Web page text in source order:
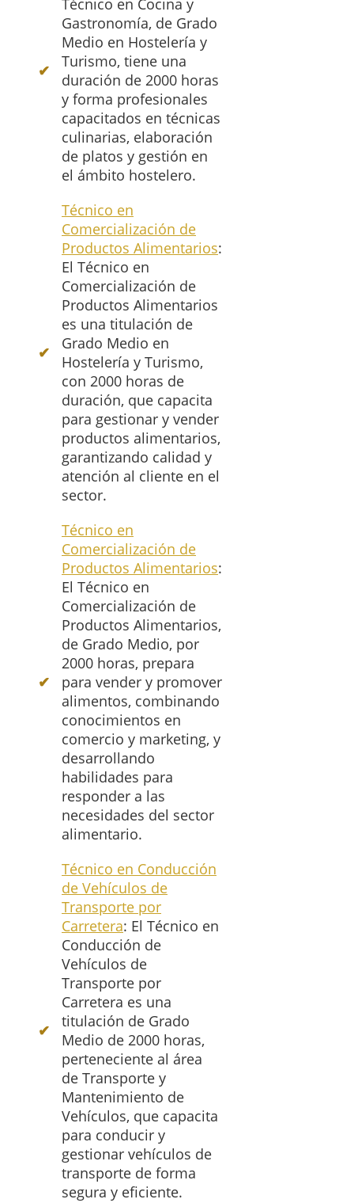
Técnico en Cocina y
Gastronomía, de Grado
Medio en Hostelería y
Turismo, tiene una
duración de 2000 horas
y forma profesionales
capacitados en técnicas
culinarias, elaboración
de platos y gestión en
el ámbito hostelero.
Técnico en
Comercialización de
Productos Alimentarios:
El Técnico en
Comercialización de
Productos Alimentarios
es una titulación de
Grado Medio en
Hostelería y Turismo,
con 2000 horas de
duración, que capacita
para gestionar y vender
productos alimentarios,
garantizando calidad y
atención al cliente en el
sector.
Técnico en
Comercialización de
Productos Alimentarios:
El Técnico en
Comercialización de
Productos Alimentarios,
de Grado Medio, por
2000 horas, prepara
para vender y promover
alimentos, combinando
conocimientos en
comercio y marketing, y
desarrollando
habilidades para
responder a las
necesidades del sector
alimentario.
Técnico en Conducción
de Vehículos de
Transporte por
Carretera: El Técnico en
Conducción de
Vehículos de
Transporte por
Carretera es una
titulación de Grado
Medio de 2000 horas,
perteneciente al área
de Transporte y
Mantenimiento de
Vehículos, que capacita
para conducir y
gestionar vehículos de
transporte de forma
segura y eficiente.